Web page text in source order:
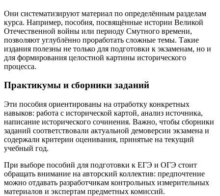
Они систематизируют материал по определённым разделам
курса. Например, пособия, посвящённые истории Великой
Отечественной войны или периоду Смутного времени,
позволяют углублённо проработать сложные темы. Такие
издания полезны не только для подготовки к экзаменам, но и
для формирования целостной картины исторического
процесса.
Практикумы и сборники заданий
Эти пособия ориентированы на отработку конкретных
навыков: работа с исторической картой, анализ источника,
написание исторического сочинения. Важно, чтобы сборники
заданий соответствовали актуальной демоверсии экзамена и
содержали критерии оценивания, принятые на текущий
учебный год.
При выборе пособий для подготовки к ЕГЭ и ОГЭ стоит
обращать внимание на авторский коллектив: предпочтение
можно отдавать разработчикам контрольных измерительных
материалов и экспертам предметных комиссий.